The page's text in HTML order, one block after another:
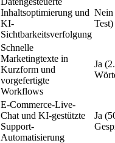
Inhaltsoptimierung und
KI-
Sichtbarkeitsverfolgung
Nein
Test)
Schnelle
Marketingtexte in
Kurzform und
vorgefertigte
Workflows
Ja
E-Commerce-Live-
Chat und KI-gestützte
Support-
Automatisierung
Ja